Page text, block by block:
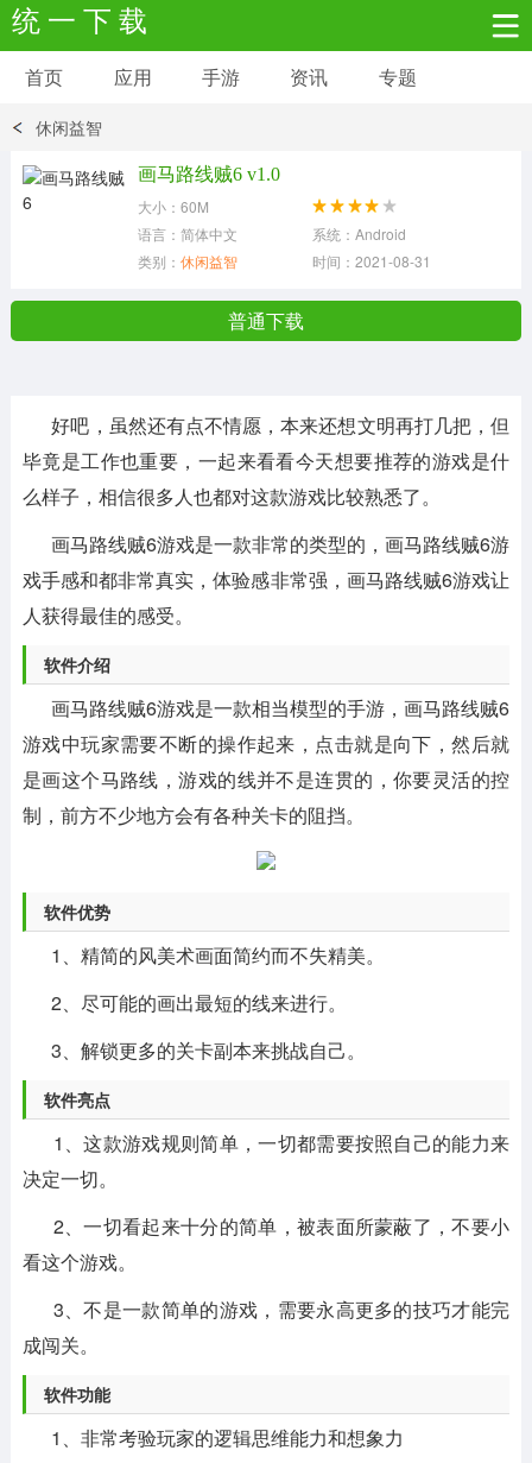
统 一 下 载
安卓应用 安卓游戏
系统工具 其它应用
首页 应用 手游 资讯 专题
休闲益智
画马路线贼6 v1.0
大小：60M
语言：简体中文
系统：Android
类别： 休闲益智 时间：2021-08-31
普通下载
好吧，虽然还有点不情愿，本来还想文明再打几把，但
毕竟是工作也重要，一起来看看今天想要推荐的游戏是什
么样子，相信很多人也都对这款游戏比较熟悉了。
画马路线贼6游戏是一款非常的类型的，画马路线贼6游
戏手感和都非常真实，体验感非常强，画马路线贼6游戏让
人获得最佳的感受。
软件介绍
画马路线贼6游戏是一款相当模型的手游，画马路线贼6
游戏中玩家需要不断的操作起来，点击就是向下，然后就
是画这个马路线，游戏的线并不是连贯的，你要灵活的控
制，前方不少地方会有各种关卡的阻挡。
软件优势
1、精简的风美术画面简约而不失精美。
2、尽可能的画出最短的线来进行。
3、解锁更多的关卡副本来挑战自己。
软件亮点
1、这款游戏规则简单，一切都需要按照自己的能力来
决定一切。
2、一切看起来十分的简单，被表面所蒙蔽了，不要小
看这个游戏。
3、不是一款简单的游戏，需要永高更多的技巧才能完
成闯关。
软件功能
1、非常考验玩家的逻辑思维能力和想象力